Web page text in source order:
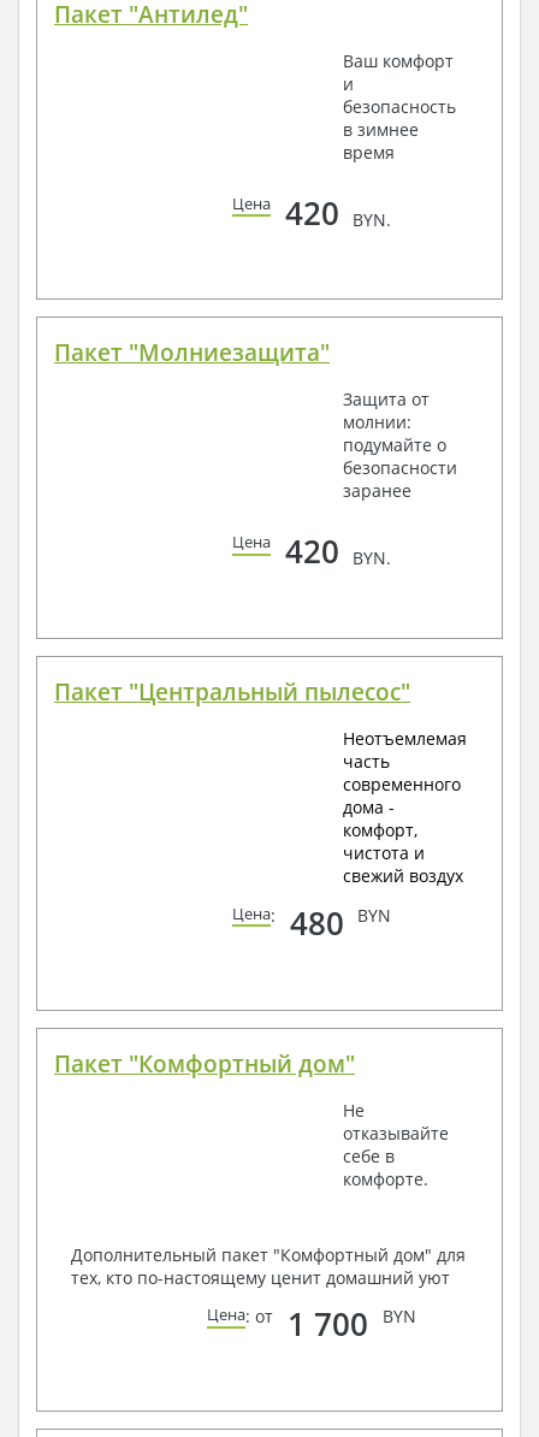
Пакет "Антилед"
Ваш комфорт
и
безопасность
в зимнее
время
Цена 420 BYN.
Пакет "Молниезащита"
Защита от
молнии:
подумайте о
безопасности
заранее
Цена 420 BYN.
Пакет "Центральный пылесос"
Неотъемлемая
часть
современного
дома -
комфорт,
чистота и
свежий воздух
Цена: 480 BYN
Пакет "Комфортный дом"
Не
отказывайте
себе в
комфорте.
Дополнительный пакет "Комфортный дом" для
тех, кто по-настоящему ценит домашний уют
Цена: от 1 700 BYN